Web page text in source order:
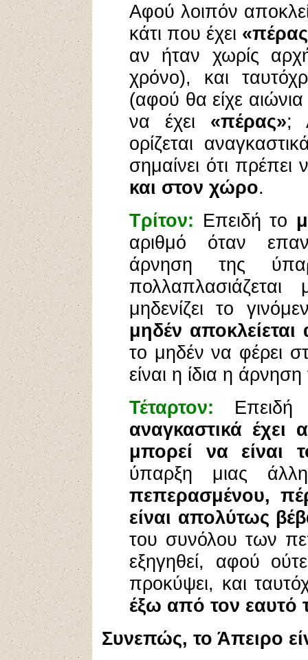
Αφού λοιπόν
κάτι που έχει
αν ήταν χωρίς
χρόνο), και
(αφού θα είχε
να έχει «πέρας»;
ορίζεται
σημαίνει ότι πρέπει
και στον χώρο.
Τρίτον: Επειδή το
αριθμό όταν
άρνηση της
πολλαπλασιάζεται
μηδενίζει το
μηδέν
το μηδέν να φέρει
είναι η ίδια η
Τέταρτον:
αναγκαστικά έχει
μπορεί να είναι
ύπαρξη μιας
πεπερασμένου,
είναι απολύτως
του συνόλου των
εξηγηθεί, αφού
προκύψει, και
έξω από τον εαυτό
Συνεπώς, το Άπειρο